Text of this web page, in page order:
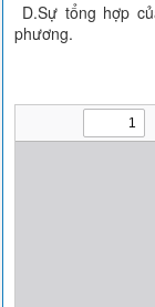
D.Sự tổng hợp
phương.